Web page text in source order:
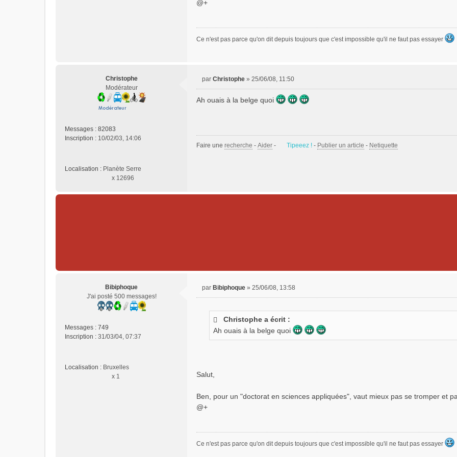
@+
Ce n'est pas parce qu'on dit depuis toujours que c'est impossible qu'il ne faut pas essayer
Christophe
Modérateur
Messages : 82083
Inscription : 10/02/03, 14:06
Localisation : Planète Serre
x 12696
s
par Christophe » 25/06/08, 11:50
Ah ouais à la belge quoi
Faire une recherche - Aider - Tipeeez ! - Publier un article - Netiquette
Bibiphoque
J'ai posté 500 messages!
Messages : 749
Inscription : 31/03/04, 07:37
Localisation : Bruxelles
x 1
n
u
par Bibiphoque » 25/06/08, 13:58
Christophe a écrit :
Ah ouais à la belge quoi
Salut,
Ben, pour un "doctorat en sciences appliquées", vaut mieux pas se tromper et
@+
Ce n'est pas parce qu'on dit depuis toujours que c'est impossible qu'il ne faut pas essayer